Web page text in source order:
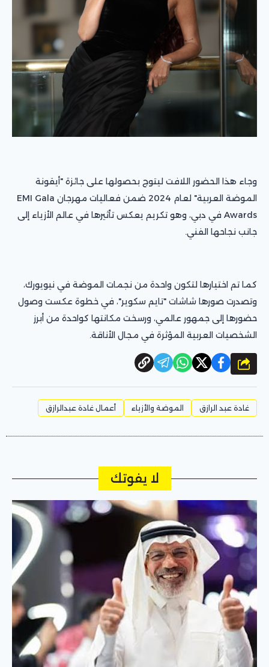
وجاء هذا الحضور اللافت ليتوج بحصولها على جائزة "أيقونة
الموضة العربية" لعام 2024 ضمن فعاليات مهرجان EMI Gala
Awards في دبي، وهو تكريم يعكس تأثيرها في عالم الأزياء إلى
جانب نجاحها الفني.
كما تم اختيارها لتكون واحدة من نجمات الموضة في نيويورك،
وتصدرت صورها شاشات "تايم سكوير"، في خطوة عكست وصول
حضورها إلى جمهور عالمي، ورسخت مكانتها كواحدة من أبرز
الشخصيات العربية المؤثرة في مجال الأناقة.
شارك
غادة عبد الرازق الموضة والأزياء أعمال غادة عبدالرازق
لا يفوتك